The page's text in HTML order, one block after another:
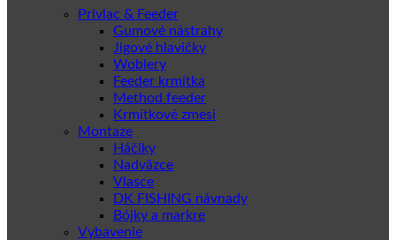
Privlac & Feeder
Gumové nástrahy
Jigové hlavičky
Woblery
Feeder krmítka
Method feeder
Krmítkové zmesi
Montaze
Háčiky
Nadväzce
Vlasce
DK FISHING návnady
Bójky a markre
Vybavenie